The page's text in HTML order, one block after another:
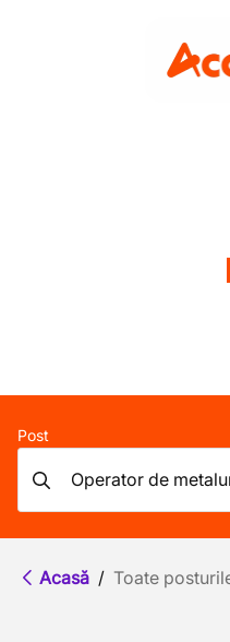
Post
Acasă / Toate